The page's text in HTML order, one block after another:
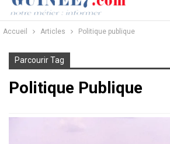
Accueil Articles Politique publique
Parcourir Tag
Politique Publique